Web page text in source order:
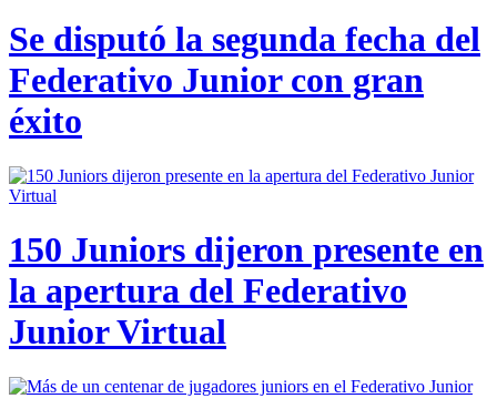
Se disputó la segunda fecha del
Federativo Junior con gran
éxito
150 Juniors dijeron presente en
la apertura del Federativo
Junior Virtual